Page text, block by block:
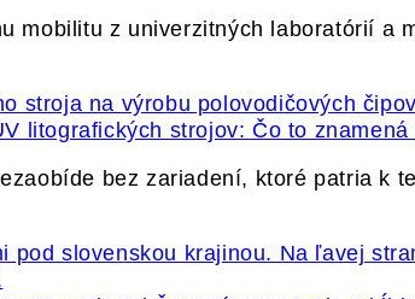
mobilitu z univerzitných laboratórií a
litografických strojov: Čo to
bez zariadení, ktoré patria k